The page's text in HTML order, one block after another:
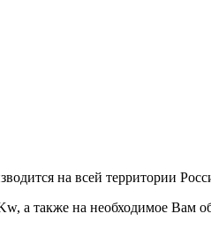
на всей территории
а также на необходимое Вам